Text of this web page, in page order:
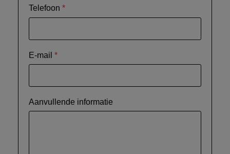
Telefoon *
E-mail *
Aanvullende informatie